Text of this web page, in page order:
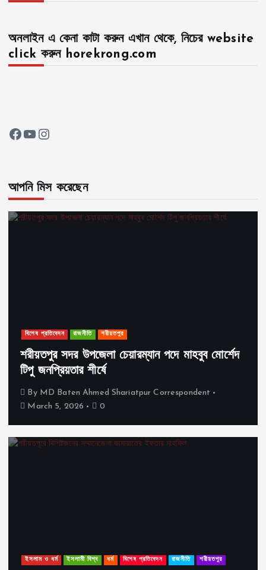
অনলাইন এ কেনা কাটা করুন এখান থেকে, নিচের website
click করুন horekrong.com
Facebook YouTube Instagram
আপনি মিস করেছেন
বিশেষ প্রতিবেদন রাজনীতি শরীয়তপুর
শরীয়তপুর সদর উপজেলা চেয়ারম্যান পদে মাহবুব মোর্শেদ
টিপু জনপ্রিয়তার শীর্ষে
By MD Baten Ahmed Shariatpur Correspondent
March 5, 2026
0
ইসলাম ও ধর্ম ইসলামী বিশ্ব ধর্ম বিশেষ প্রতিবেদন রাজনীতি শরীয়তপুর